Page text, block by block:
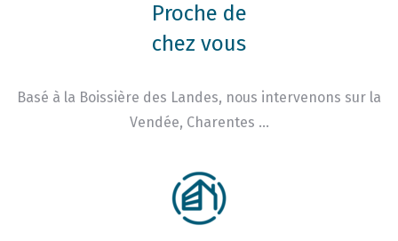
Proche de
chez vous
Basé à la Boissière des Landes, nous intervenons sur la
Vendée, Charentes …